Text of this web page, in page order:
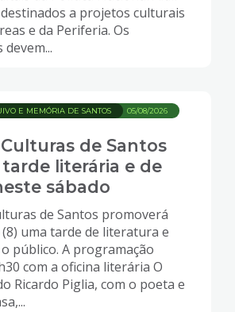
destinados a projetos culturais
e da Periferia. Os
05/08/2026
E MEMÓRIA DE SANTOS
de Santos
literária e de
sábado
de Santos promoverá
uma tarde de literatura e
público. A programação
com a oficina literária O
Ricardo Piglia, com o poeta e